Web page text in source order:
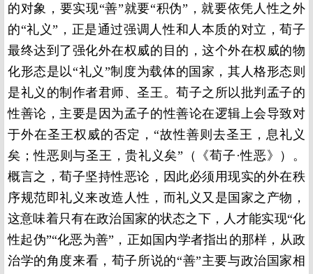
的对象，要实现“善”就要“积伪”，就要依凭人性之外
的“礼义”，正是通过强调人性和人本质的对立，荀子
最终达到了强化外在权威的目的，这个外在权威的物
化形态是以“礼义”制度为载体的国家，其人格形态则
是礼义的制作者君师、圣王。荀子之所以批判孟子的
性善论，主要是因为孟子的性善论在逻辑上会导致对
于外在圣王权威的否定，“故性善则去圣王，息礼义
矣；性恶则与圣王，贵礼义矣”（《荀子·性恶》）。
概言之，荀子坚持性恶论，因此必须用现实的外在秩
序规范即礼义来改造人性，而礼义又是国家之产物，
这意味着只有在政治国家的状态之下，人才能实现“化
性起伪”“化恶为善”，正如国内学者指出的那样，从政
治学的角度来看，荀子所说的“善”主要与政治国家相